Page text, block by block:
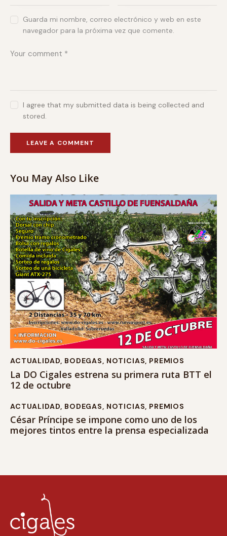
Guarda mi nombre, correo electrónico y web en este
navegador para la próxima vez que comente.
I agree that my submitted data is being collected and
stored.
You May Also Like
ACTUALIDAD, BODEGAS, NOTICIAS, PREMIOS
La DO Cigales estrena su primera ruta BTT el
12 de octubre
ACTUALIDAD, BODEGAS, NOTICIAS, PREMIOS
César Príncipe se impone como uno de los
mejores tintos entre la prensa especializada